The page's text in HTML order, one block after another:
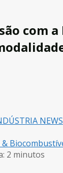
com
NEWS
2 minutos